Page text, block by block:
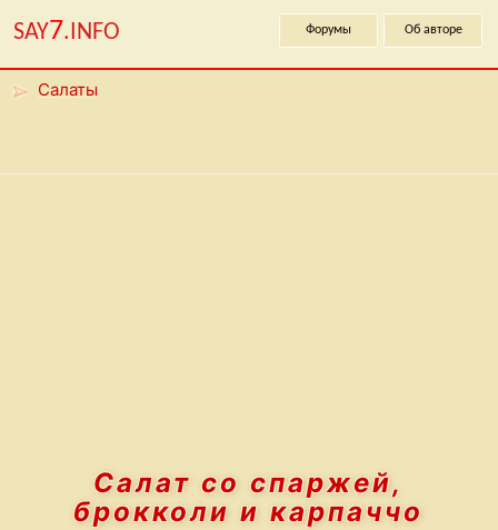
SAY7.INFO Форумы Об авторе
Салаты
Салат со спаржей,
брокколи и карпаччо